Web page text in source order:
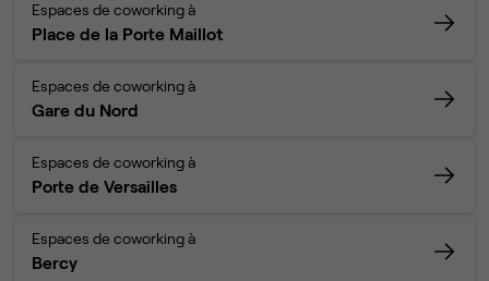
Espaces de coworking à
Place de la Porte Maillot
Espaces de coworking à
Gare du Nord
Espaces de coworking à
Porte de Versailles
Espaces de coworking à
Bercy